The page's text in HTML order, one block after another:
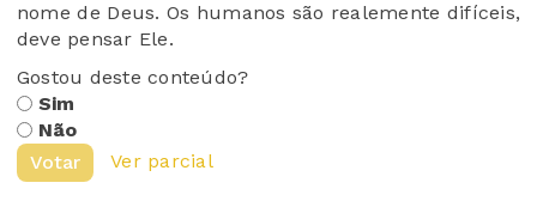
nome de Deus. Os humanos são realemente difíceis,
deve pensar Ele.
Gostou deste conteúdo?
Sim
Não
Votar
Ver parcial